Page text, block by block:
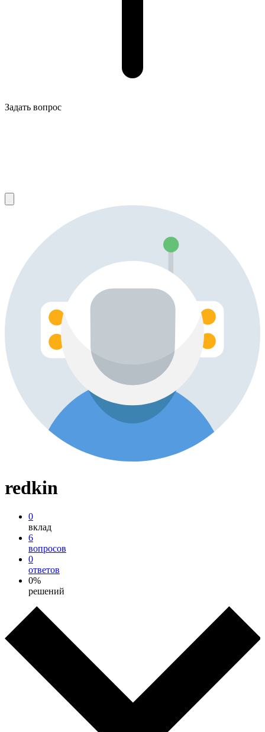
Задать вопрос
redkin
0
вклад
6
вопросов
0
ответов
0%
решений